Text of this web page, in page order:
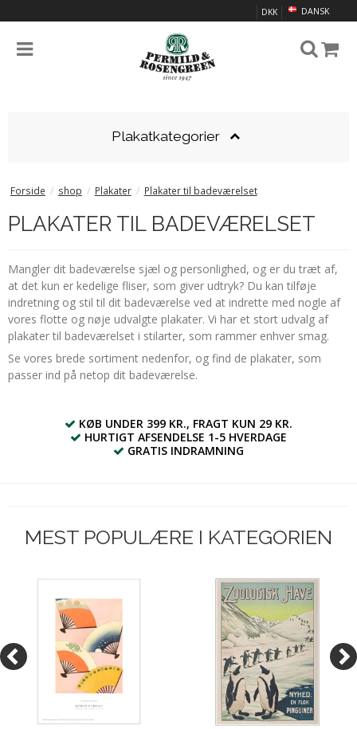
DANSK
DKK
Plakatkategorier
Forside / shop / Plakater / Plakater til badeværelset
PLAKATER TIL BADEVÆRELSET
Mangler dit badeværelse sjæl og personlighed, og er du træt af,
at det kun er kedelige fliser, som giver udtryk? Du kan tilføje
indretning og stil til dit badeværelse ved at indrette med nogle af
vores flotte og nøje udvalgte plakater. Vi har et stort udvalg af
plakater til badeværelset i stilarter, som rammer enhver smag.
Se vores brede sortiment nedenfor, og find de plakater, som
passer ind på netop dit badeværelse.
KØB UNDER 399 KR., FRAGT KUN 29 KR.
HURTIGT AFSENDELSE 1-5 HVERDAGE
GRATIS INDRAMNING
MEST POPULÆRE I KATEGORIEN